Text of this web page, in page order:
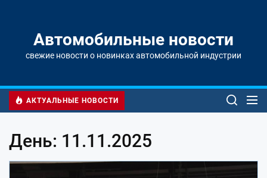
содержимомуАвтомобильные новости
свежие новости о новинках автомобильной индустрии
АКТУАЛЬНЫЕ НОВОСТИ
День: 11.11.2025